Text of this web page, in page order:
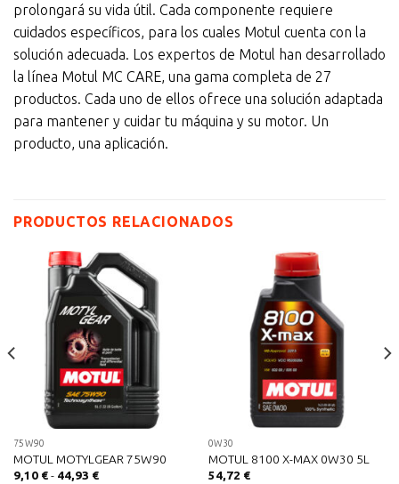
prolongará su vida útil. Cada componente requiere
cuidados específicos, para los cuales Motul cuenta con la
solución adecuada. Los expertos de Motul han desarrollado
la línea Motul MC CARE, una gama completa de 27
productos. Cada uno de ellos ofrece una solución adaptada
para mantener y cuidar tu máquina y su motor. Un
producto, una aplicación.
PRODUCTOS RELACIONADOS
75W90
MOTUL MOTYLGEAR 75W90
9,10 € - 44,93 €Rango
0W30
MOTUL 8100 X-MAX 0W30 5L
54,72 €